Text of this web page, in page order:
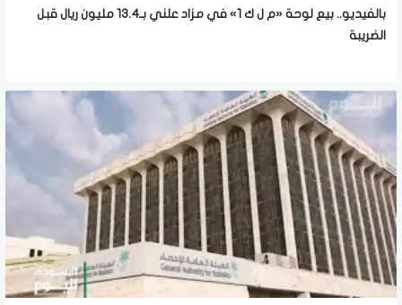
بالفيديو.. بيع لوحة «م ل ك 1» في مزاد علني بـ13.4 مليون ريال قبل
الضريبة